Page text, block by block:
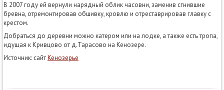
В 2007 году ей вернули нарядный облик часовни, заменив сгнившие
бревна, отремонтировав обшивку, кровлю и отреставрировав главку с
крестом.
Добраться до деревни можно катером или на лодке, а также есть тропа,
идущая к Кривцово от д.Тарасово на Кенозере.
Источник: сайтКенозерье